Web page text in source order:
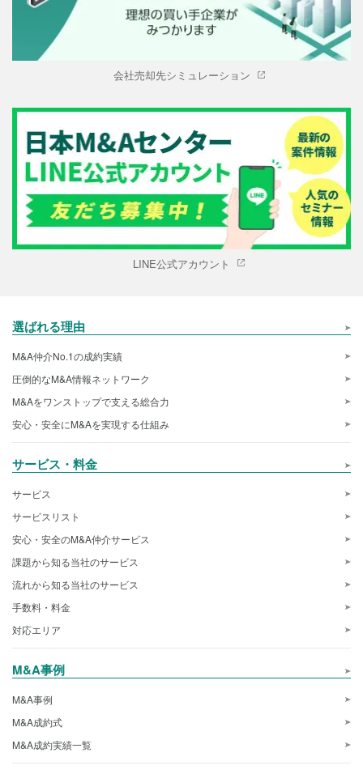
会社売却先シミュレーション
LINE公式アカウント
選ばれる理由
M&A仲介No.1の成約実績
圧倒的なM&A情報ネットワーク
M&Aをワンストップで支える総合力
安心・安全にM&Aを実現する仕組み
サービス・料金
サービス
サービスリスト
安心・安全のM&A仲介サービス
課題から知る当社のサービス
流れから知る当社のサービス
手数料・料金
対応エリア
M&A事例
M&A事例
M&A成約式
M&A成約実績一覧